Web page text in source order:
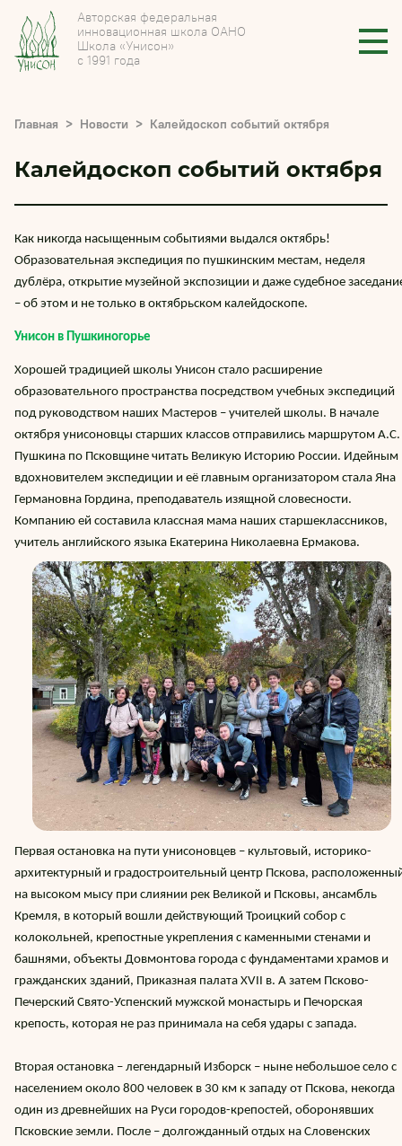
Авторская федеральная
инновационная школа ОАНО
Школа «Унисон»
с 1991 года
Главная Новости Калейдоскоп событий октября
Калейдоскоп событий октября
Как никогда насыщенным событиями выдался октябрь!
Образовательная экспедиция по пушкинским местам, неделя
дублёра, открытие музейной экспозиции и даже судебное
– об этом и не только в октябрьском калейдоскопе.
Унисон в Пушкиногорье
Хорошей традицией школы Унисон стало расширение
образовательного пространства посредством учебных экспедиций
под руководством наших Мастеров – учителей школы. В начале
октября унисоновцы старших классов отправились маршрутом А.С.
Пушкина по Псковщине читать Великую Историю России. Идейным
вдохновителем экспедиции и её главным организатором стала Яна
Германовна Гордина, преподаватель изящной словесности.
Компанию ей составила классная мама наших старшеклассников,
учитель английского языка Екатерина Николаевна Ермакова.
Первая остановка на пути унисоновцев – культовый, историко-
архитектурный и градостроительный центр Пскова,
на высоком мысу при слиянии рек Великой и Псковы, ансамбль
Кремля, в который вошли действующий Троицкий собор с
колокольней, крепостные укрепления с каменными стенами и
башнями, объекты Довмонтова города с фундаментами храмов и
гражданских зданий, Приказная палата XVII в. А затем Псково-
Печерский Свято-Успенский мужской монастырь и Печорская
крепость, которая не раз принимала на себя удары с запада.
Вторая остановка – легендарный Изборск – ныне небольшое село с
населением около 800 человек в 30 км к западу от Пскова, некогда
один из древнейших на Руси городов-крепостей, оборонявших
Псковские земли. После – долгожданный отдых на Словенских